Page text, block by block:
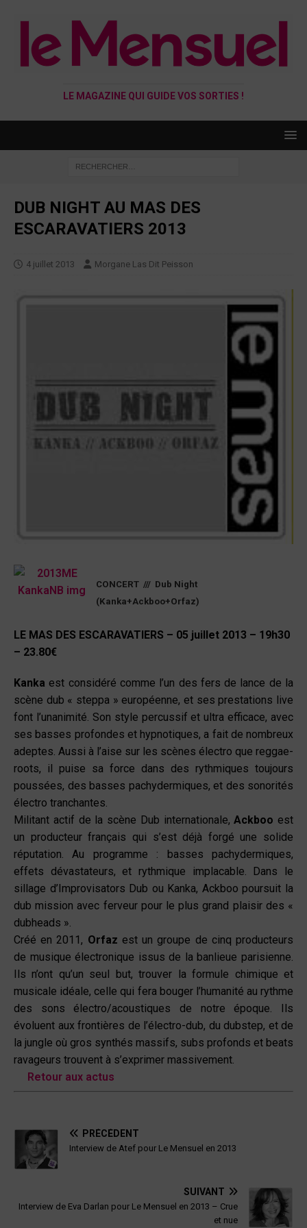
LE MAGAZINE QUI GUIDE VOS SORTIES !
DUB NIGHT AU MAS DES
ESCARAVATIERS 2013
4 juillet 2013 Morgane Las Dit Peisson
CONCERT /// Dub Night
(Kanka+Ackboo+Orfaz)
LE MAS DES ESCARAVATIERS – 05 juillet 2013 – 19h30
– 23.80€
Kanka est considéré comme l’un des fers de lance de la
scène dub « steppa » européenne, et ses prestations live
font l’unanimité. Son style percussif et ultra efficace, avec
ses basses profondes et hypnotiques, a fait de nombreux
adeptes. Aussi à l’aise sur les scènes électro que reggae-
roots, il puise sa force dans des rythmiques toujours
poussées, des basses pachydermiques, et des sonorités
électro tranchantes.
Militant actif de la scène Dub internationale,Ackboo est
un producteur français qui s’est déjà forgé une solide
réputation. Au programme : basses pachydermiques,
effets dévastateurs, et rythmique implacable. Dans le
sillage d’Improvisators Dub ou Kanka, Ackboo poursuit la
dub mission avec ferveur pour le plus grand plaisir des «
dubheads ».
Créé en 2011, Orfaz est un groupe de cinq producteurs
de musique électronique issus de la banlieue parisienne.
Ils n’ont qu’un seul but, trouver la formule chimique et
musicale idéale, celle qui fera bouger l’humanité au rythme
des sons électro/acoustiques de notre époque. Ils
évoluent aux frontières de l’électro-dub, du dubstep, et de
la jungle où gros synthés massifs, subs profonds et beats
ravageurs trouvent à s’exprimer massivement.
Retour aux actus
PRÉCÉDENT
Interview de Atef pour Le Mensuel en 2013
SUIVANT
Interview de Eva Darlan pour Le Mensuel en 2013 – Crue
et nue